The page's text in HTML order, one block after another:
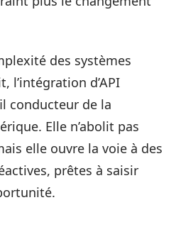
des systèmes
l’intégration d’API
conducteur de la
Elle n’abolit pas
elle ouvre la voie à des
prêtes à saisir